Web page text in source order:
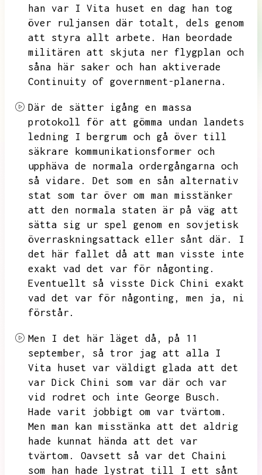
han var I Vita huset en dag
han tog
över ruljansen där totalt,
dels genom
att styra allt arbete.
Han beordade
militären att skjuta ner flygplan och
såna här saker och han aktiverade
Continuity of government-planerna.
Där de sätter igång en massa
protokoll för att gömma undan landets
ledning I bergrum och gå över till
säkrare kommunikationsformer och
upphäva de normala ordergångarna och
så vidare.
Det som en sån alternativ
stat
som tar över om man misstänker
att den normala staten är på väg att
sätta sig ur spel genom en sovjetisk
överraskningsattack eller sånt där. I
det här fallet då att man visste inte
exakt vad det var för någonting.
Eventuellt så visste Dick Chini exakt
vad det var för någonting, men ja, ni
förstår.
Men I det här läget då, på 11
september,
så tror jag att alla I
Vita huset var väldigt glada att det
var Dick Chini som var där och var
vid rodret och inte George Busch.
Hade varit jobbigt om var tvärtom.
Men man kan misstänka att det aldrig
hade kunnat hända att det var
tvärtom.
Oavsett så var det Chaini
som han hade lystrat till I ett sånt